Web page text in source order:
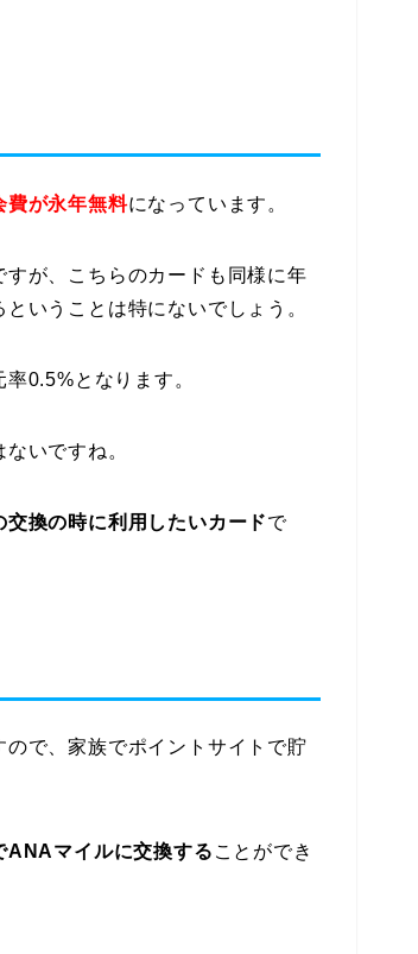
費が永年無料になっています。
が、こちらのカードも同様に年
いうことは特にないでしょう。
0.5%となります。
いですね。
換の時に利用したいカードで
で、家族でポイントサイトで貯
ANAマイルに交換する ことができ